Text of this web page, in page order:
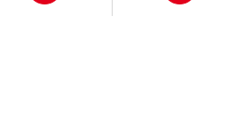
- Herzklopfen garantiert.